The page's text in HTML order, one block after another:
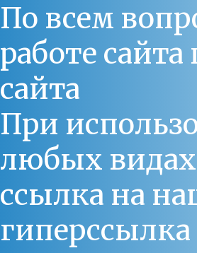
По всем
работе
сайта
При
любых
ссылка на